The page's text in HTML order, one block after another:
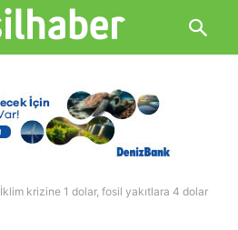
İklim krizine 1 dolar, fosil yakıtlara 4 dolar